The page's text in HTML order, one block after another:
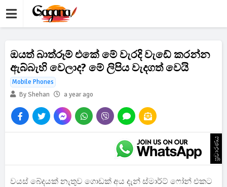
ඔයත් බාත්රූම් එකේ මේ වැරදි වැඩේ කරන්න
ඇබ්බැහි වෙලාද? මේ ලිපිය වැදගත් වෙයි
Mobile Phones
By Shehan
a year ago
ප්‍රචාරණය
වයස් බේදයක් නැතුව ගොඩක් අය දැන් ස්මාර්ට් ෆෝන් එකට